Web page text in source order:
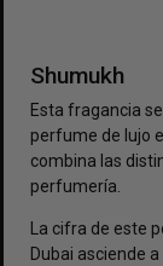
Shumukh
Esta fragancia
perfume de lujo
combina las
perfumería.
La cifra de este
Dubai asciende a